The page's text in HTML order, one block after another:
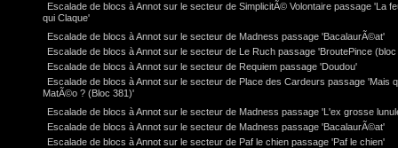
Escalade de blocs à Annot sur le secteur de SimplicitÃ© Volontaire passage 'La
qui Claque'
Escalade de blocs à Annot sur le secteur de Madness passage 'BacalaurÃ©at'
Escalade de blocs à Annot sur le secteur de Le Ruch passage 'BroutePince (bloc
Escalade de blocs à Annot sur le secteur de Requiem passage 'Doudou'
Escalade de blocs à Annot sur le secteur de Place des Cardeurs passage 'Mais
MatÃ©o ? (Bloc 381)'
Escalade de blocs à Annot sur le secteur de Madness passage 'L'ex grosse
Escalade de blocs à Annot sur le secteur de Madness passage 'BacalaurÃ©at'
Escalade de blocs à Annot sur le secteur de Paf le chien passage 'Paf le chien'